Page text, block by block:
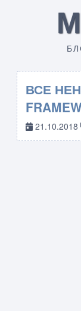
ВСЕ
21.10.2018